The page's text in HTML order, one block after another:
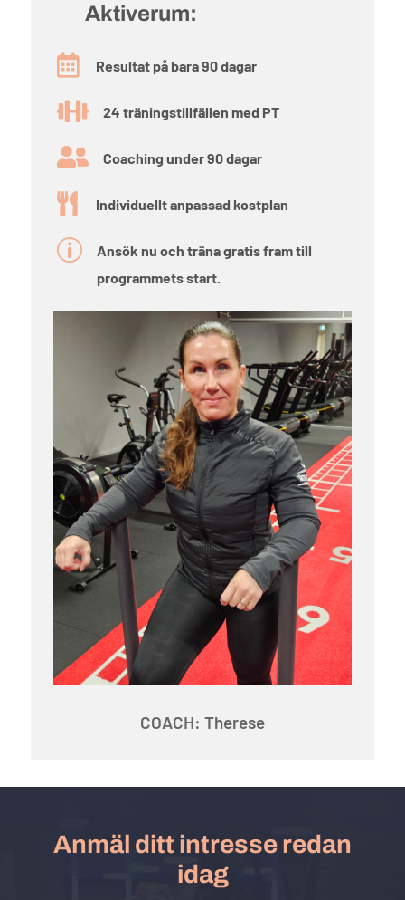
Aktiverum:
 Resultat på bara 90 dagar
 24 träningstillfällen med PT
 Coaching under 90 dagar
 Individuellt anpassad kostplan
p
Ansök nu och träna gratis fram till
programmets start.
COACH: Therese
Anmäl ditt intresse redan
idag